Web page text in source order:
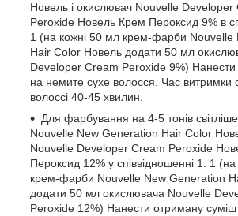
Новель і окислювач Nouvelle Developer
Peroxide Новель Крем Пероксид 9% в
1 (на кожні 50 мл крем-фарби Nouvelle
Hair Color Новель додати 50 мл
Developer Cream Peroxide 9%)
на немите сухе волосся. Час витримки
волоссі 40-45 хвилин.
Для фарбування на 4-5 тонів
Nouvelle New Generation Hair Color
Nouvelle Developer Cream Peroxide
Пероксид 12% у співвідношенні 1: 1
крем-фарби Nouvelle New Generation
додати 50 мл окислювача Nouvelle
Peroxide 12%) Нанести отриману